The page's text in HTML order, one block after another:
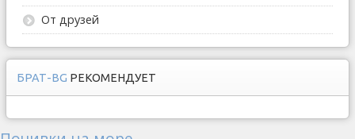
От друзей
БРАТ-BG РЕКОМЕНДУЕТ